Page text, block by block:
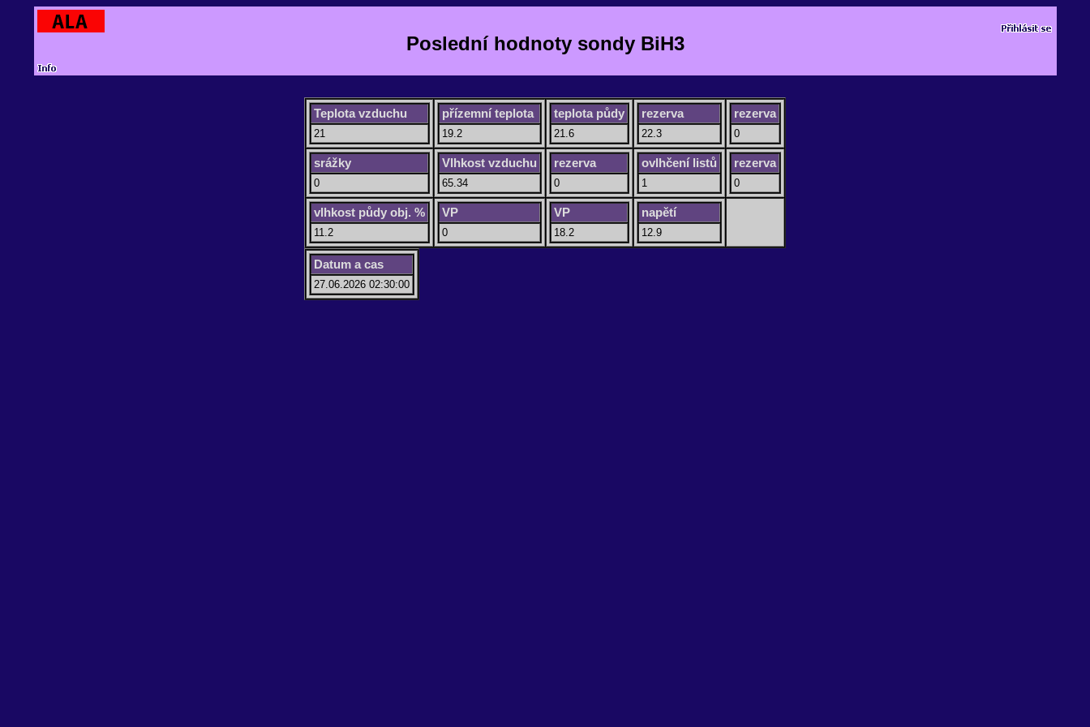
Poslední hodnoty sondy BiH3
Teplota vzduchu
21
přízemní teplota
19.2
teplota půdy
21.6
rezerva
22.3
rezerva
0
srážky
0
Vlhkost vzduchu
65.34
rezerva
0
ovlhčení listů
1
rezerva
0
vlhkost půdy obj. %
11.2
VP
0
VP
18.2
napětí
12.9
Datum a cas
27.06.2026 02:30:00